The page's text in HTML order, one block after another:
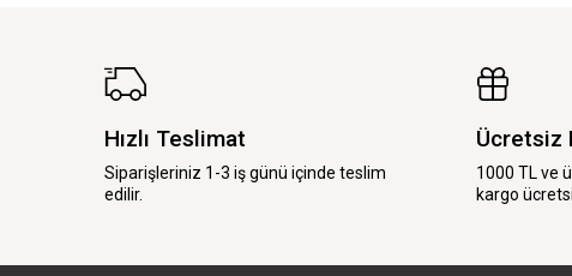
Hızlı Teslimat
Siparişleriniz 1-3 iş günü içinde teslim
edilir.
Ücretsiz
1000 TL ve
kargo